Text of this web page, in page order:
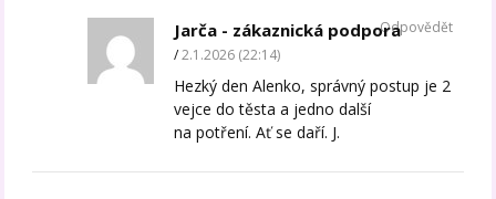
Jarča - zákaznická podpora
2.1.2026 (22:14)
Hezký den Alenko, správný postup je 2
vejce do těsta a jedno další
na potření. Ať se daří. J.
Odpovědět